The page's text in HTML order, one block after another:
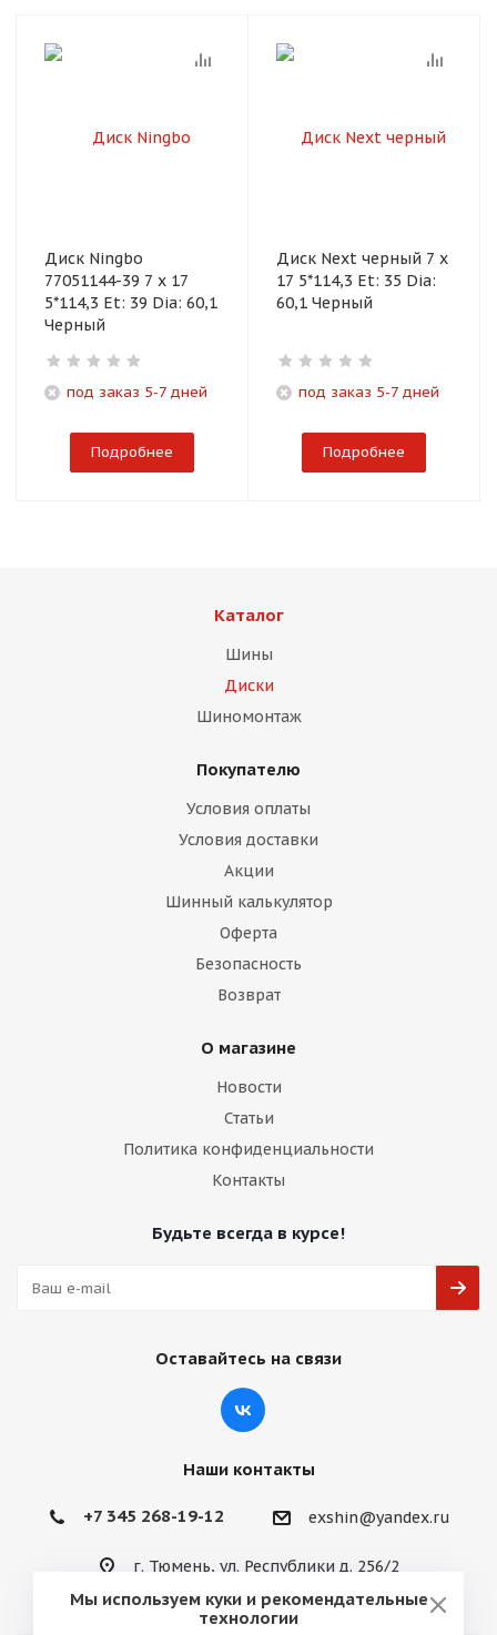
Диск Ningbo
77051144-39 7 x 17
5*114,3 Et: 39 Dia: 60,1
Черный
под заказ 5-7 дней
Подробнее
Диск Next черный 7 x
17 5*114,3 Et: 35 Dia:
60,1 Черный
под заказ 5-7 дней
Подробнее
Каталог
Шины
Диски
Шиномонтаж
Покупателю
Условия оплаты
Условия доставки
Акции
Шинный калькулятор
Оферта
Безопасность
Возврат
О магазине
Новости
Статьи
Политика конфиденциальности
Контакты
Будьте всегда в курсе!
Оставайтесь на связи
Наши контакты
+7 345 268-19-12 exshin@yandex.ru
г. Тюмень, ул. Республики д. 256/2
Мы используем куки и рекомендательные
технологии